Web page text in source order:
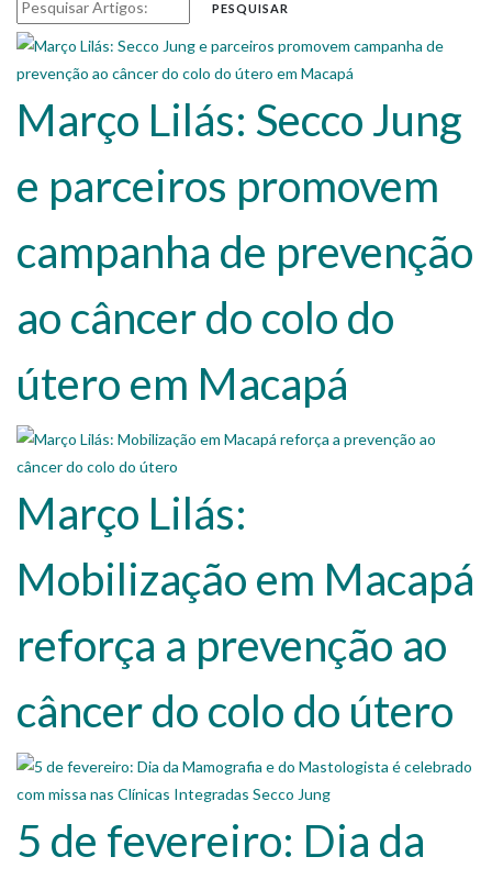
PESQUISAR
Março Lilás: Secco Jung
e parceiros promovem
campanha de prevenção
ao câncer do colo do
útero em Macapá
Março Lilás:
Mobilização em Macapá
reforça a prevenção ao
câncer do colo do útero
5 de fevereiro: Dia da